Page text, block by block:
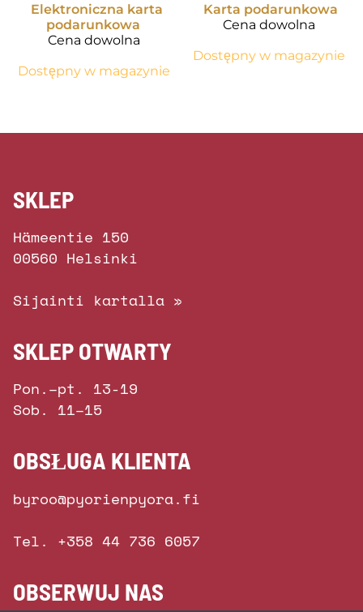
Elektroniczna karta
podarunkowa
Cena dowolna
Dostępny w magazynie
Karta podarunkowa
Cena dowolna
Dostępny w magazynie
SKLEP
Hämeentie 150
00560 Helsinki
Sijainti kartalla »
SKLEP OTWARTY
Pon.–pt. 13-19
Sob. 11–15
OBSŁUGA KLIENTA
byroo@pyorienpyora.fi
Tel. +358 44 736 6057
OBSERWUJ NAS